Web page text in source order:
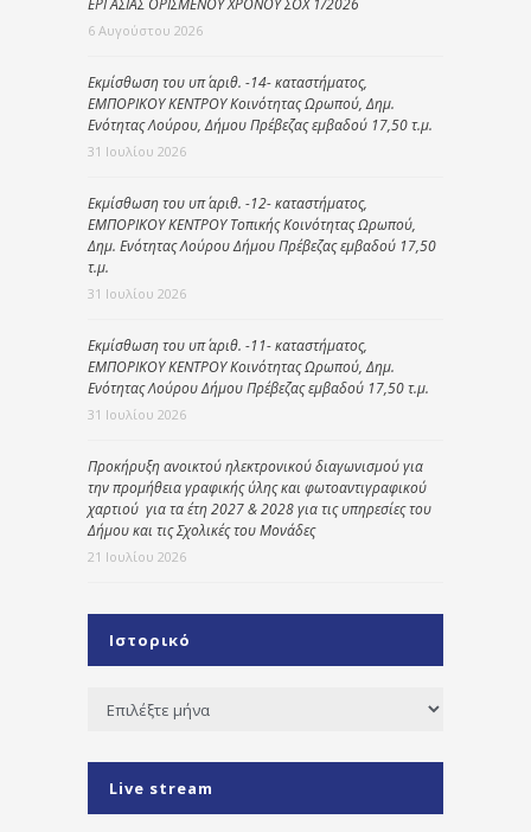
6 Αυγούστου 2026
Εκμίσθωση του υπ΄ αριθ. -14- καταστήματος,
ΕΜΠΟΡΙΚΟΥ ΚΕΝΤΡΟΥ Κοινότητας Ωρωπού, Δημ.
Ενότητας Λούρου, Δήμου Πρέβεζας εμβαδού 17,50 τ.μ.
31 Ιουλίου 2026
Εκμίσθωση του υπ΄ αριθ. -12- καταστήματος,
ΕΜΠΟΡΙΚΟΥ ΚΕΝΤΡΟΥ Τοπικής Κοινότητας Ωρωπού,
Δημ. Ενότητας Λούρου Δήμου Πρέβεζας εμβαδού 17,50
τ.μ.
31 Ιουλίου 2026
Εκμίσθωση του υπ΄ αριθ. -11- καταστήματος,
ΕΜΠΟΡΙΚΟΥ ΚΕΝΤΡΟΥ Κοινότητας Ωρωπού, Δημ.
Ενότητας Λούρου Δήμου Πρέβεζας εμβαδού 17,50 τ.μ.
31 Ιουλίου 2026
Προκήρυξη ανοικτού ηλεκτρονικού διαγωνισμού για
την προμήθεια γραφικής ύλης και φωτοαντιγραφικού
χαρτιού για τα έτη 2027 & 2028 για τις υπηρεσίες του
Δήμου και τις Σχολικές του Μονάδες
21 Ιουλίου 2026
Ιστορικό
Ιστορικό
Live stream